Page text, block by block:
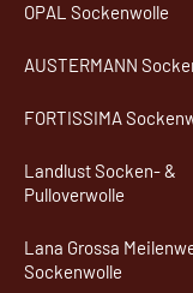
OPAL Sockenwolle
AUSTERMANN
FORTISSIMA
Landlust Socken- &
Pulloverwolle
Lana Grossa
Sockenwolle